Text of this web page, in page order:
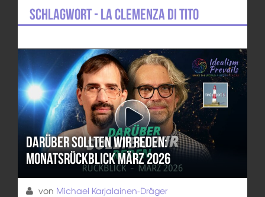
Schlagwort - La clemenza di Tito
Darüber sollten wir reden:
Monatsrückblick März 2026
von Michael Karjalainen-Dräger